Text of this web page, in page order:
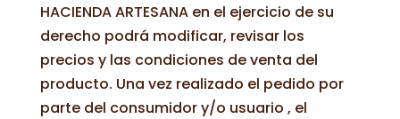
HACIENDA ARTESANA en el ejercicio de su
derecho podrá modificar, revisar los
precios y las condiciones de venta del
producto. Una vez realizado el pedido por
parte del consumidor y/o usuario , el